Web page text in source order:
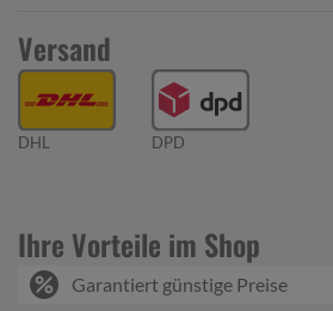
Versand
DHL DPD
Ihre Vorteile im Shop
Garantiert günstige Preise